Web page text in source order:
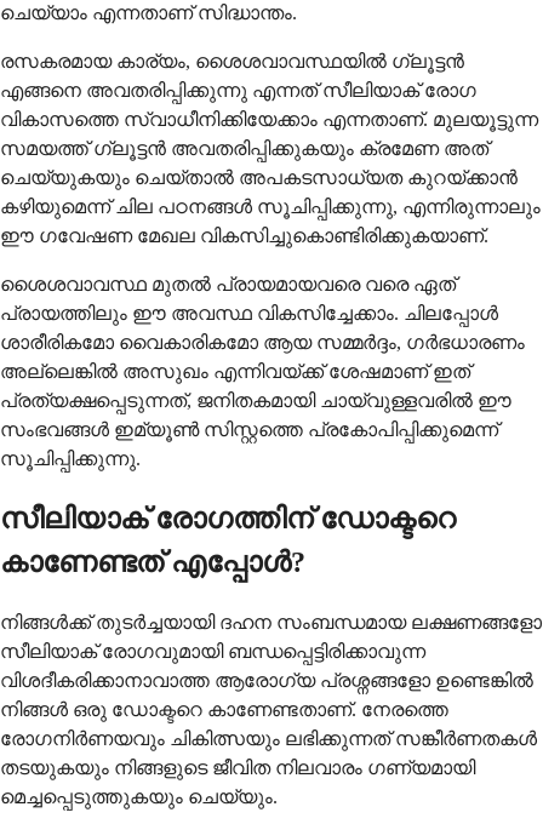
ചെയ്യാം എന്നതാണ് സിദ്ധാന്തം.
രസകരമായ കാര്യം, ശൈശവാവസ്ഥയില്‍ ഗ്ലൂട്ടന്‍
എങ്ങനെ അവതരിപ്പിക്കുന്നു എന്നത് സീലിയാക് രോഗ
വികാസത്തെ സ്വാധീനിക്കിയേക്കാം എന്നതാണ്. മുലയൂട്ടുന്ന
സമയത്ത് ഗ്ലൂട്ടന്‍ അവതരിപ്പിക്കുകയും ക്രമേണ അത്
ചെയ്യുകയും ചെയ്താല്‍ അപകടസാധ്യത കുറയ്ക്കാന്‍
കഴിയുമെന്ന് ചില പഠനങ്ങള്‍ സൂചിപ്പിക്കുന്നു, എന്നിരുന്നാലും
ഈ ഗവേഷണ മേഖല വികസിച്ചുകൊണ്ടിരിക്കുകയാണ്.
ശൈശവാവസ്ഥ മുതല്‍ പ്രായമായവരെ വരെ ഏത്
പ്രായത്തിലും ഈ അവസ്ഥ വികസിച്ചേക്കാം. ചിലപ്പോള്‍
ശാരീരികമോ വൈകാരികമോ ആയ സമ്മര്‍ദ്ദം, ഗര്‍ഭധാരണം
അല്ലെങ്കില്‍ അസുഖം എന്നിവയ്ക്ക് ശേഷമാണ് ഇത്
പ്രത്യക്ഷപ്പെടുന്നത്, ജനിതകമായി ചായ്‌വുള്ളവരില്‍ ഈ
സംഭവങ്ങള്‍ ഇമ്യൂണ്‍ സിസ്റ്റത്തെ പ്രകോപിപ്പിക്കുമെന്ന്
സൂചിപ്പിക്കുന്നു.
സീലിയാക് രോഗത്തിന് ഡോക്ടറെ
കാണേണ്ടത് എപ്പോള്‍?
നിങ്ങള്‍ക്ക് തുടര്‍ച്ചയായി ദഹന സംബന്ധമായ ലക്ഷണങ്ങളോ
സീലിയാക് രോഗവുമായി ബന്ധപ്പെട്ടിരിക്കാവുന്ന
വിശദീകരിക്കാനാവാത്ത ആരോഗ്യ പ്രശ്നങ്ങളോ ഉണ്ടെങ്കില്‍
നിങ്ങള്‍ ഒരു ഡോക്ടറെ കാണേണ്ടതാണ്. നേരത്തെ
രോഗനിര്‍ണയവും ചികിത്സയും ലഭിക്കുന്നത് സങ്കീര്‍ണതകള്‍
തടയുകയും നിങ്ങളുടെ ജീവിത നിലവാരം ഗണ്യമായി
മെച്ചപ്പെടുത്തുകയും ചെയ്യും.